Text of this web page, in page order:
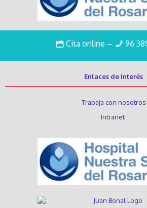
Cita online – 96
Enlaces de interés
Trabaja con nosotros
Intranet